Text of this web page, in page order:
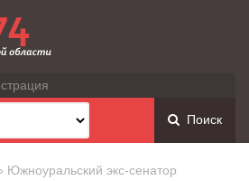
Поиск
Южноуральский экс-сенатор